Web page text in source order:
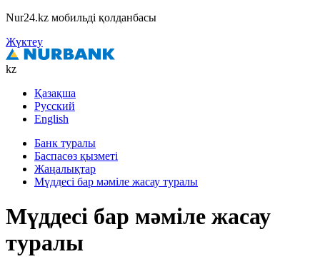
Nur24.kz мобильді қолданбасы
Жүктеу
kz
Қазақша
Русский
English
Банк туралы
Баспасөз қызметі
Жаңалықтар
Мүддесі бар мәміле жасау туралы
Мүддесі бар мәміле жасау
туралы